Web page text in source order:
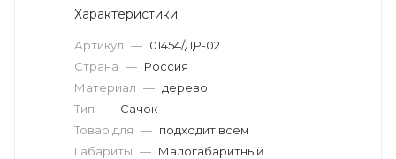
Характеристики
Артикул — 01454/ДР-02
Страна — Россия
Материал — дерево
Тип — Сачок
Товар для — подходит всем
Габариты — Малогабаритный